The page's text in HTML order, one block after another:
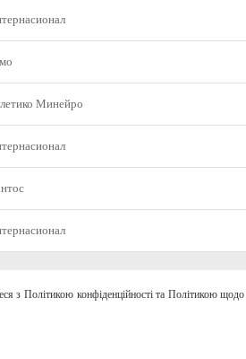
Минейро
з Політикою конфіденційності та Політикою